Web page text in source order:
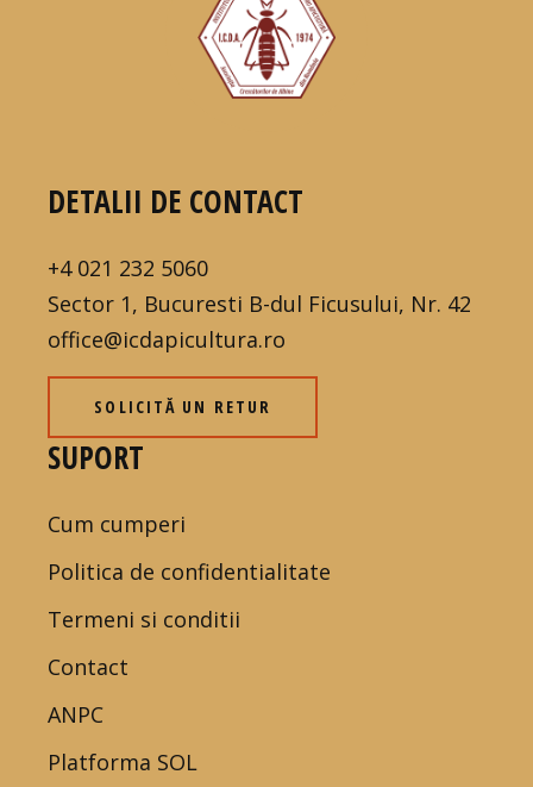
DETALII DE CONTACT
+4 021 232 5060
Sector 1, Bucuresti B-dul Ficusului, Nr. 42
office@icdapicultura.ro
SOLICITĂ UN RETUR
SUPORT
Cum cumperi
Politica de confidentialitate
Termeni si conditii
Contact
ANPC
Platforma SOL